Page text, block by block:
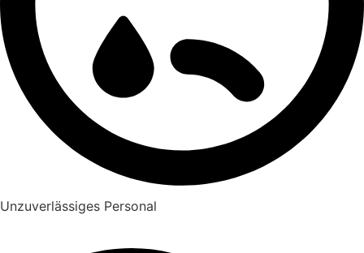
Unzuverlässiges Personal